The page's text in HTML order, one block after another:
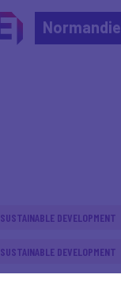
Normandie
SUSTAINABLE DEVELOPMENT
SUSTAINABLE DEVELOPMENT